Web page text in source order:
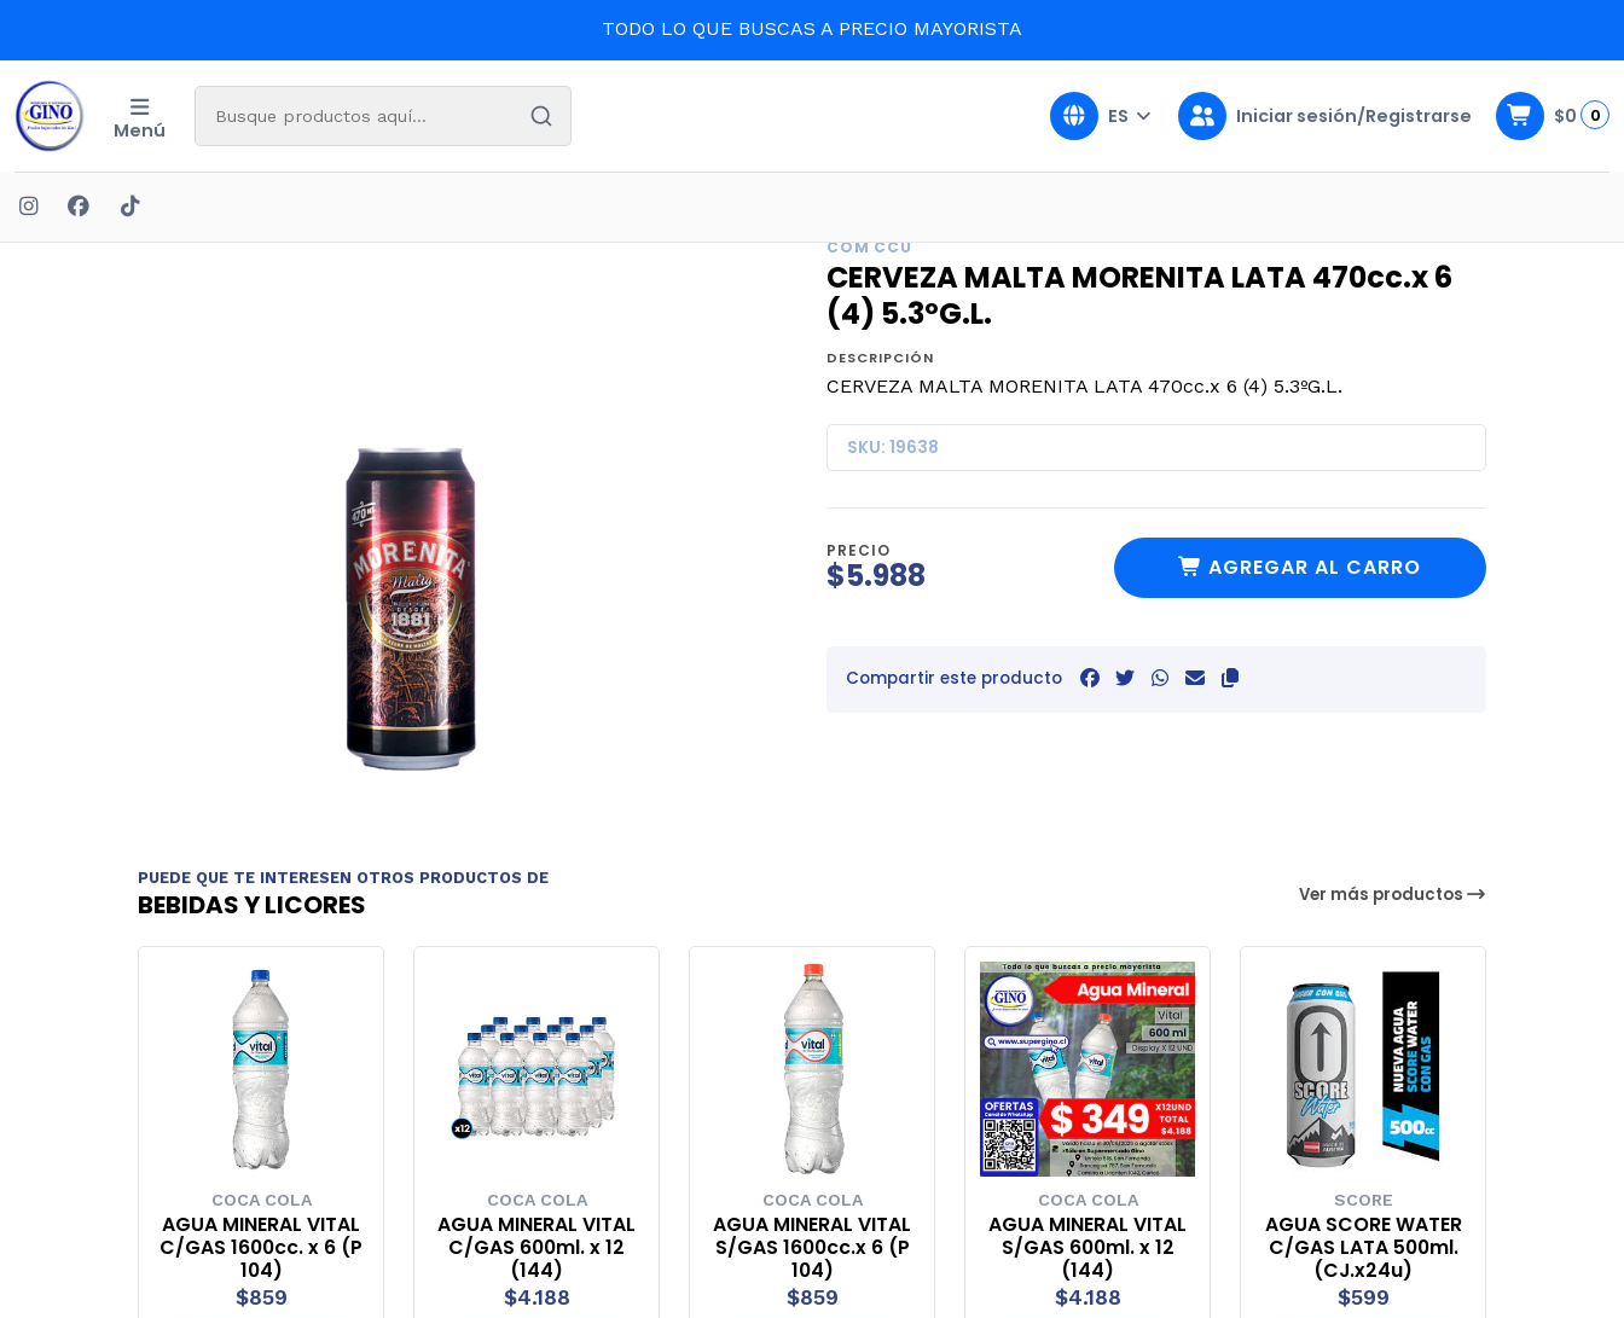
TODO LO QUE BUSCAS A PRECIO MAYORISTA
Menú
ES Iniciar sesión/Registrarse $0 0
COM CCU
CERVEZA MALTA MORENITA LATA 470cc.x 6
(4) 5.3ºG.L.
DESCRIPCIÓN
CERVEZA MALTA MORENITA LATA 470cc.x 6 (4) 5.3ºG.L.
SKU: 19638
PRECIO
$5.988 AGREGAR AL CARRO
Compartir este producto
PUEDE QUE TE INTERESEN OTROS PRODUCTOS DE
BEBIDAS Y LICORES Ver más productos
COCA COLA
AGUA MINERAL VITAL
C/GAS 1600cc. x 6 (P
104)
$859
COCA COLA
AGUA MINERAL VITAL
C/GAS 600ml. x 12
(144)
$4.188
COCA COLA
AGUA MINERAL VITAL
S/GAS 1600cc.x 6 (P
104)
$859
COCA COLA
AGUA MINERAL VITAL
S/GAS 600ml. x 12
(144)
$4.188
SCORE
AGUA SCORE WATER
C/GAS LATA 500ml.
(CJ.x24u)
$599